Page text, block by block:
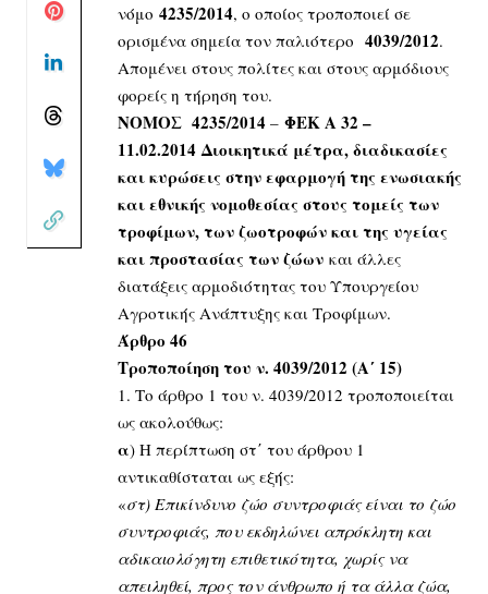
νόμο 4235/2014, ο οποίος τροποποιεί σε
ορισμένα σημεία τον παλιότερο 4039/2012.
Απομένει στους πολίτες και στους αρμόδιους
φορείς η τήρηση του.
ΝΟΜΟΣ 4235/2014 – ΦΕΚ Α 32 –
11.02.2014 Διοικητικά μέτρα, διαδικασίες
και κυρώσεις στην εφαρμογή της ενωσιακής
και εθνικής νομοθεσίας στους τομείς των
τροφίμων, των ζωοτροφών και της υγείας
και προστασίας των ζώων και άλλες
διατάξεις αρμοδιότητας του Υπουργείου
Αγροτικής Ανάπτυξης και Τροφίμων.
Άρθρο 46
Τροποποίηση του ν. 4039/2012 (Α΄ 15)
1. Το άρθρο 1 του ν. 4039/2012 τροποποιείται
ως ακολούθως:
α) Η περίπτωση στ΄ του άρθρου 1
αντικαθίσταται ως εξής:
«στ) Επικίνδυνο ζώο συντροφιάς είναι το ζώο
συντροφιάς, που εκδηλώνει απρόκλητη και
αδικαιολόγητη επιθετικότητα, χωρίς να
απειληθεί, προς τον άνθρωπο ή τα άλλα ζώα,